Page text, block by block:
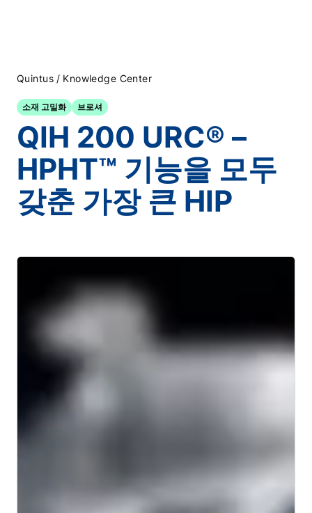
Quintus / Knowledge Center
소재 고밀화 브로셔
QIH 200 URC® –
HPHT™ 기능을 모두
갖춘 가장 큰 HIP